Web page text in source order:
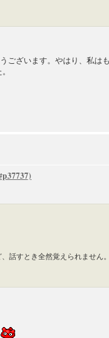
ございます。やはり、私は
話すとき全然覚えられません。